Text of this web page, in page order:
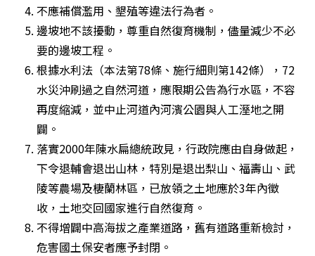
不應補償濫用、墾殖等違法行為者。
邊坡地不該擾動，尊重自然復育機制，儘量減少不必
要的邊坡工程。
根據水利法（本法第78條、施行細則第142條），72
水災沖刷過之自然河道，應限期公告為行水區，不容
再度縮減，並中止河道內河濱公園與人工溼地之開
闢。
落實2000年陳水扁總統政見，行政院應由自身做起，
下令退輔會退出山林，特別是退出梨山、福壽山、武
陵等農場及棲蘭林區，已放領之土地應於3年內徵
收，土地交回國家進行自然復育。
不得增闢中高海拔之產業道路，舊有道路重新檢討，
危害國土保安者應予封閉。